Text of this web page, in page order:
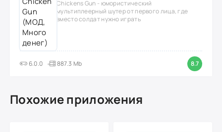
Chickens Gun - юмористический
мультиплеерный шутер от первого лица, где
вместо солдат нужно играть
6.0.0 887.3 Mb 8.7
Похожие приложения